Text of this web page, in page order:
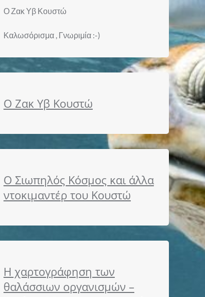
Ο Ζακ Υβ Κουστώ
Καλωσόρισμα , Γνωριμία :-)
Ο Ζακ Υβ Κουστώ
Ο Σιωπηλός Κόσμος και άλλα
ντοκιμαντέρ του Κουστώ
Η χαρτογράφηση των
θαλάσσιων οργανισμών –